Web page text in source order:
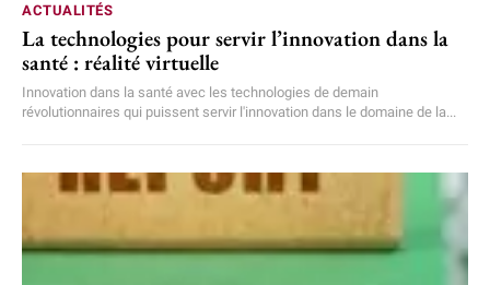
ACTUALITÉS
La technologies pour servir l’innovation dans la
santé : réalité virtuelle
Innovation dans la santé avec les technologies de demain
révolutionnaires qui puissent servir l'innovation dans le domaine de la...